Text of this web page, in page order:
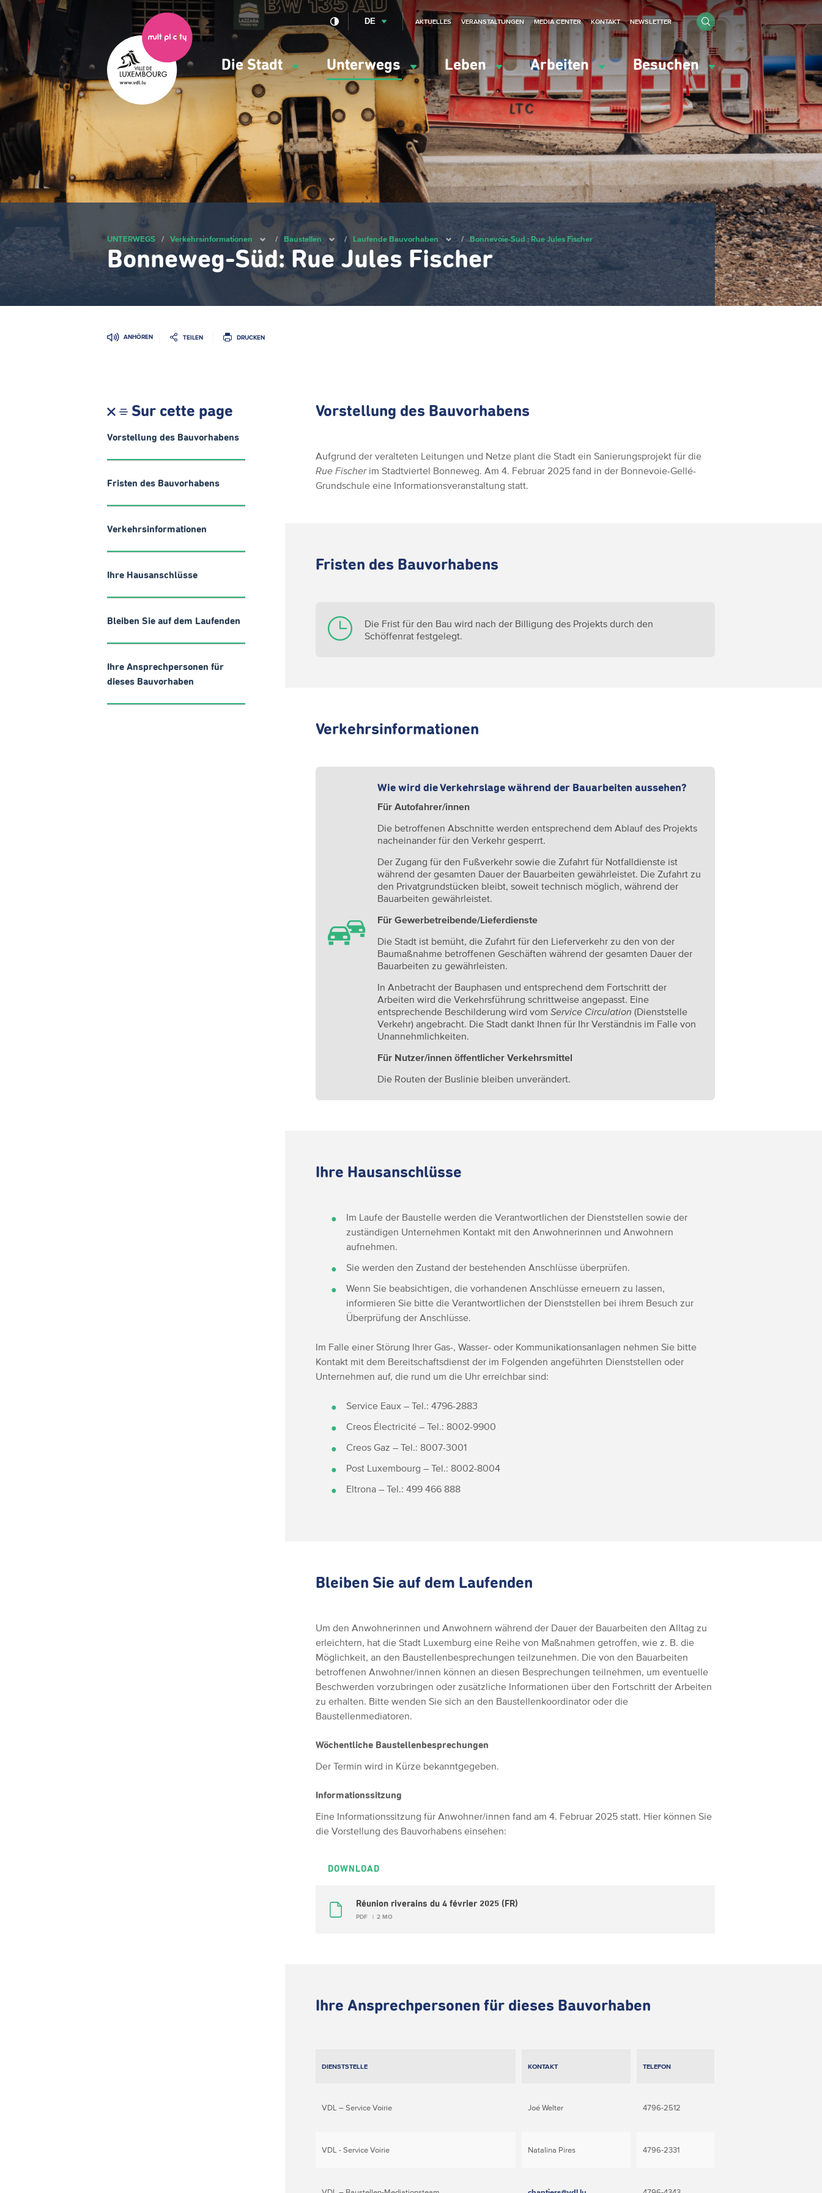
Zum
Hauptinhalt
gehen
Navigation
principale
Die Stadt Unterwegs Leben Arbeiten Besuchen
DE AKTUELLES VERANSTALTUNGEN MEDIA CENTER KONTAKT NEWSLETTER
UNTERWEGS / Verkehrsinformationen / Baustellen / Laufende Bauvorhaben / Bonnevoie-Sud : Rue Jules Fischer
Bonneweg-Süd: Rue Jules Fischer
ANHÖREN TEILEN DRUCKEN
Sur cette page
Vorstellung des Bauvorhabens
Fristen des Bauvorhabens
Verkehrsinformationen
Ihre Hausanschlüsse
Bleiben Sie auf dem Laufenden
Ihre Ansprechpersonen für
dieses Bauvorhaben
Vorstellung des Bauvorhabens
Aufgrund der veralteten Leitungen und Netze plant die Stadt ein Sanierungsprojekt für die
Rue Fischerim Stadtviertel Bonneweg. Am 4. Februar 2025 fand in der Bonnevoie-Gellé-
Grundschule eine Informationsveranstaltung statt.
Fristen des Bauvorhabens
Die Frist für den Bau wird nach der Billigung des Projekts durch den
Schöffenrat festgelegt.
Verkehrsinformationen
Wie wird die Verkehrslage während der Bauarbeiten aussehen?
Für Autofahrer/innen
Die betroffenen Abschnitte werden entsprechend dem Ablauf des Projekts
nacheinander für den Verkehr gesperrt.
Der Zugang für den Fußverkehr sowie die Zufahrt für Notfalldienste ist
während der gesamten Dauer der Bauarbeiten gewährleistet. Die Zufahrt zu
den Privatgrundstücken bleibt, soweit technisch möglich, während der
Bauarbeiten gewährleistet.
Für Gewerbetreibende/Lieferdienste
Die Stadt ist bemüht, die Zufahrt für den Lieferverkehr zu den von der
Baumaßnahme betroffenen Geschäften während der gesamten Dauer der
Bauarbeiten zu gewährleisten.
In Anbetracht der Bauphasen und entsprechend dem Fortschritt der
Arbeiten wird die Verkehrsführung schrittweise angepasst. Eine
entsprechende Beschilderung wird vomService Circulation (Dienststelle
Verkehr) angebracht. Die Stadt dankt Ihnen für Ihr Verständnis im Falle von
Unannehmlichkeiten.
Für Nutzer/innen öffentlicher Verkehrsmittel
Die Routen der Buslinie bleiben unverändert.
Ihre Hausanschlüsse
Im Laufe der Baustelle werden die Verantwortlichen der Dienststellen sowie der
zuständigen Unternehmen Kontakt mit den Anwohnerinnen und Anwohnern
aufnehmen.
Sie werden den Zustand der bestehenden Anschlüsse überprüfen.
Wenn Sie beabsichtigen, die vorhandenen Anschlüsse erneuern zu lassen,
informieren Sie bitte die Verantwortlichen der Dienststellen bei ihrem Besuch zur
Überprüfung der Anschlüsse.
Im Falle einer Störung Ihrer Gas-, Wasser- oder Kommunikationsanlagen nehmen Sie bitte
Kontakt mit dem Bereitschaftsdienst der im Folgenden angeführten Dienststellen oder
Unternehmen auf, die rund um die Uhr erreichbar sind:
Service Eaux – Tel.: 4796-2883
Creos Électricité – Tel.: 8002-9900
Creos Gaz – Tel.: 8007-3001
Post Luxembourg – Tel.: 8002-8004
Eltrona – Tel.: 499 466 888
Bleiben Sie auf dem Laufenden
Um den Anwohnerinnen und Anwohnern während der Dauer der Bauarbeiten den Alltag zu
erleichtern, hat die Stadt Luxemburg eine Reihe von Maßnahmen getroffen, wie z. B. die
Möglichkeit, an den Baustellenbesprechungen teilzunehmen. Die von den Bauarbeiten
betroffenen Anwohner/innen können an diesen Besprechungen teilnehmen, um eventuelle
Beschwerden vorzubringen oder zusätzliche Informationen über den Fortschritt der Arbeiten
zu erhalten. Bitte wenden Sie sich an den Baustellenkoordinator oder die
Baustellenmediatoren.
Wöchentliche Baustellenbesprechungen
Der Termin wird in Kürze bekanntgegeben.
Informationssitzung
Eine Informationssitzung für Anwohner/innen fand am 4. Februar 2025 statt. Hier können Sie
die Vorstellung des Bauvorhabens einsehen:
DOWNLOAD
Réunion riverains du 4 février 2025 (FR)
PDF 2 MO
Ihre Ansprechpersonen für dieses Bauvorhaben
DIENSTSTELLE KONTAKT TELEFON
VDL – Service Voirie Joé Welter 4796-2512
VDL - Service Voirie Natalina Pires 4796-2331